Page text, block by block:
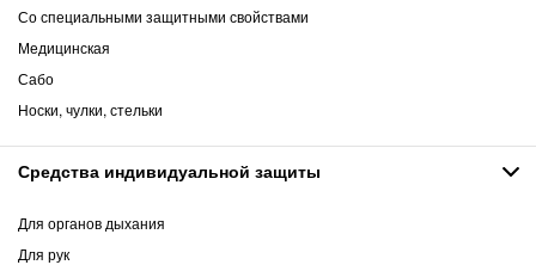
Со специальными защитными свойствами
Медицинская
Сабо
Носки, чулки, стельки
Средства индивидуальной защиты
Для органов дыхания
Для рук